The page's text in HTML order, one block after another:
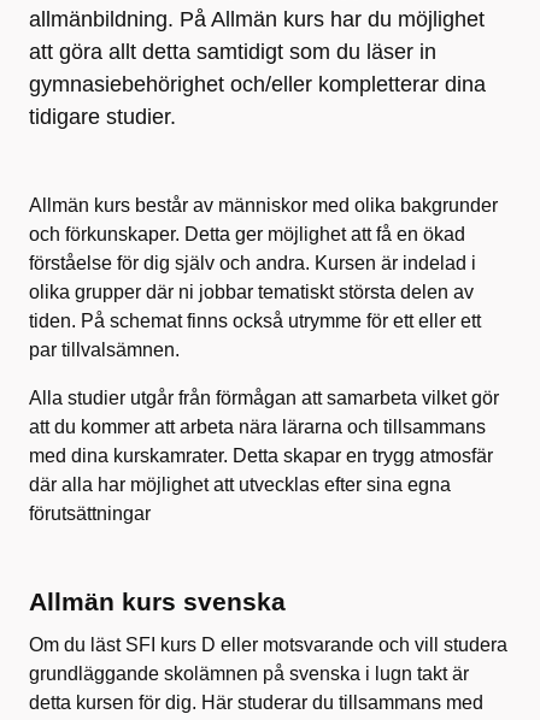
allmänbildning. På Allmän kurs har du möjlighet
att göra allt detta samtidigt som du läser in
gymnasiebehörighet och/eller kompletterar dina
tidigare studier.
Allmän kurs består av människor med olika bakgrunder
och förkunskaper. Detta ger möjlighet att få en ökad
förståelse för dig själv och andra. Kursen är indelad i
olika grupper där ni jobbar tematiskt största delen av
tiden. På schemat finns också utrymme för ett eller ett
par tillvalsämnen.
Alla studier utgår från förmågan att samarbeta vilket gör
att du kommer att arbeta nära lärarna och tillsammans
med dina kurskamrater. Detta skapar en trygg atmosfär
där alla har möjlighet att utvecklas efter sina egna
förutsättningar
Allmän kurs svenska
Om du läst SFI kurs D eller motsvarande och vill studera
grundläggande skolämnen på svenska i lugn takt är
detta kursen för dig. Här studerar du tillsammans med